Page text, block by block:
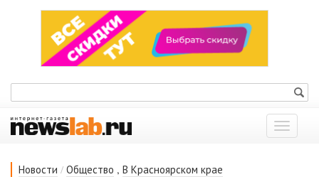
Показать
меню
Новости / Общество , В Красноярском крае